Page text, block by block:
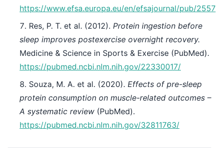
https://www.efsa.europa.eu/en/efsajournal/pub/2557
Res, P. T. et al. (2012). Protein ingestion before
sleep improves postexercise overnight recovery.
Medicine & Science in Sports & Exercise (PubMed).
https://pubmed.ncbi.nlm.nih.gov/22330017/
Souza, M. A. et al. (2020). Effects of pre-sleep
protein consumption on muscle-related outcomes –
A systematic review (PubMed).
https://pubmed.ncbi.nlm.nih.gov/32811763/